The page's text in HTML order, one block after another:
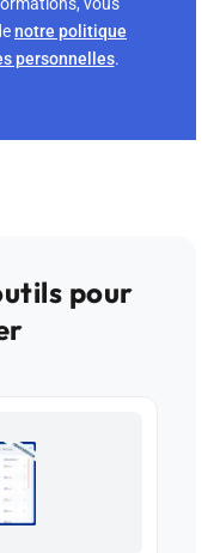
notre politique
personnelles.
pour